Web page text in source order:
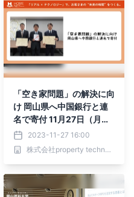
「空き家問題」の解決に向
け 岡山県へ中国銀行と連
名で寄付 11月27日（月）
寄贈式を実施
2023-11-27 16:00
株式会社property technologies